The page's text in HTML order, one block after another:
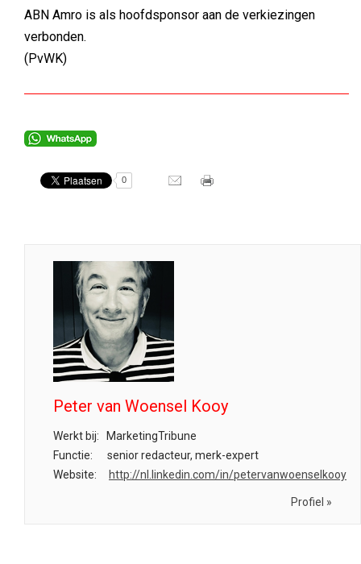
ABN Amro is als hoofdsponsor aan de verkiezingen
verbonden.
(PvWK)
0
Peter van Woensel Kooy
Werkt bij:
MarketingTribune
Functie:
senior redacteur, merk-expert
Website:
http://nl.linkedin.com/in/petervanwoenselkooy
Profiel »